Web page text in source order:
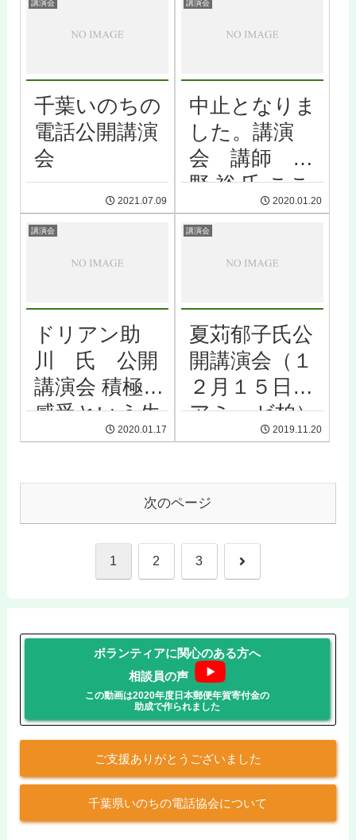
講演会
千葉いのちの
電話公開講演
会
2021.07.09
講演会
中止となりま
した。講演
会 講師 大
野 裕 氏 ここ
ろを元気にす
る４つのステ
ップ
2020.01.20
講演会
ドリアン助
川 氏 公開
講演会 積極的
感受という生
き方
2020.01.17
講演会
夏苅郁子氏公
開講演会（１
２月１５日於
アミュゼ柏）
2019.11.20
次のページ
1 2 3 次
ボランティアに関心のある方へ
相談員の声
この動画は2020年度日本郵便年賀寄付金の
助成で作られました
ご支援ありがとうございました
千葉県いのちの電話協会について